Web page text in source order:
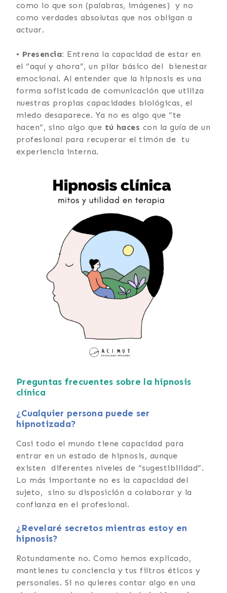
como lo que son (palabras, imágenes) y no
como verdades absolutas que nos obligan a
actuar.
• Presencia: Entrena la capacidad de estar en
el “aquí y ahora”, un pilar básico del bienestar
emocional. Al entender que la hipnosis es una
forma sofisticada de comunicación que utiliza
nuestras propias capacidades biológicas, el
miedo desaparece. Ya no es algo que “te
hacen”, sino algo que tú haces con la guía de un
profesional para recuperar el timón de tu
experiencia interna.
Preguntas frecuentes sobre la hipnosis
clínica
¿Cualquier persona puede ser
hipnotizada?
Casi todo el mundo tiene capacidad para
entrar en un estado de hipnosis, aunque
existen diferentes niveles de “sugestibilidad”.
Lo más importante no es la capacidad del
sujeto, sino su disposición a colaborar y la
confianza en el profesional.
¿Revelaré secretos mientras estoy en
hipnosis?
Rotundamente no. Como hemos explicado,
mantienes tu conciencia y tus filtros éticos y
personales. Si no quieres contar algo en una